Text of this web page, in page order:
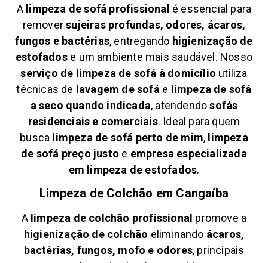
A limpeza de sofá profissional é essencial para
removersujeiras profundas, odores, ácaros,
fungos e bactérias, entregando higienização de
estofadose um ambiente mais saudável. Nosso
serviço de limpeza de sofá à domicílio utiliza
técnicas de lavagem de sofá e limpeza de sofá
a seco quando indicada, atendendosofás
residenciais e comerciais. Ideal para quem
busca limpeza de sofá perto de mim, limpeza
de sofá preço justo e empresa especializada
em limpeza de estofados.
Limpeza de Colchão em Cangaíba
A limpeza de colchão profissional promove a
higienização de colchão eliminando ácaros,
bactérias, fungos, mofo e odores, principais